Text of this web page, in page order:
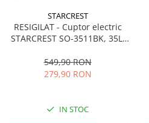
STARCREST
RESIGILAT - Cuptor electric
STARCREST SO-3511BK, 35L,
Programe predefinite,
Interfata digitala, Negru
549,90 RON
279,90 RON
IN STOC